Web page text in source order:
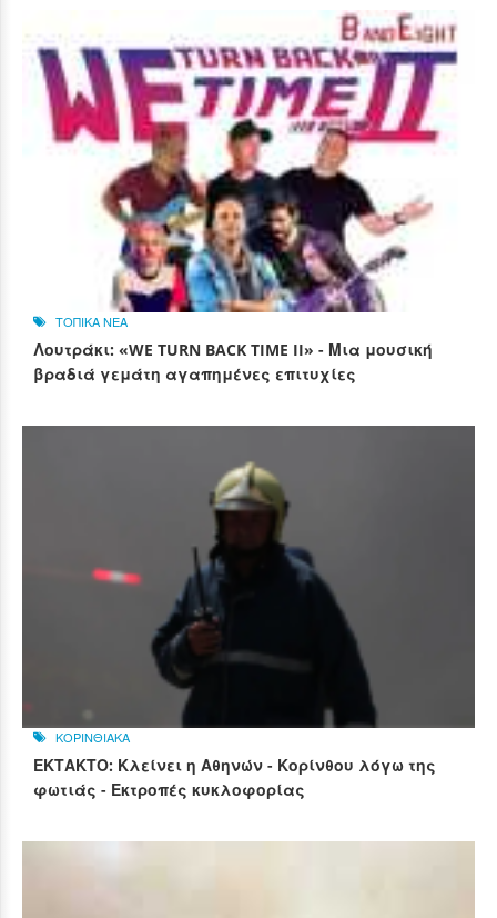
ΤΟΠΙΚΑ ΝΕΑ
Λουτράκι: «WE TURN BACK TIME II» - Μια μουσική
βραδιά γεμάτη αγαπημένες επιτυχίες
ΚΟΡΙΝΘΙΑΚΑ
ΕΚΤΑΚΤΟ: Κλείνει η Αθηνών - Κορίνθου λόγω της
φωτιάς - Εκτροπές κυκλοφορίας